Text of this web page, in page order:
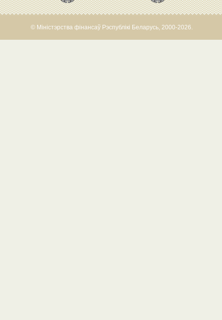
© Міністэрства фінансаў Рэспублікі Беларусь, 2000-2026.